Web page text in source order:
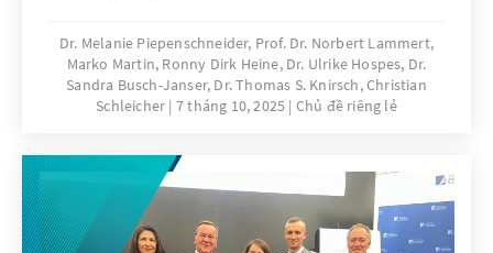
Engagement, Diskussionsfreude und
kritisches Hinterfragen. Und sie zeigt, wie
klare Werte, neue Formate und lebendige
politische Bildung unsere Demokratie
stärken.
Dr. Melanie Piepenschneider, Prof. Dr. Norbert Lammert,
Marko Martin, Ronny Dirk Heine, Dr. Ulrike Hospes, Dr.
Sandra Busch-Janser, Dr. Thomas S. Knirsch, Christian
Schleicher 7 tháng 10, 2025 Chủ đề riêng lẻ